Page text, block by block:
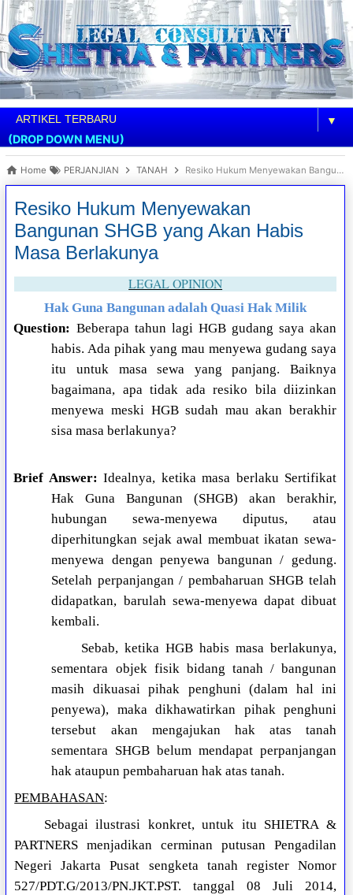
▼
(DROP DOWN MENU)
Home PERJANJIAN TANAH Resiko Hukum Menyewakan Bangunan SHGB yang Akan Habis Masa Berlakunya
Resiko Hukum Menyewakan
Bangunan SHGB yang Akan Habis
Masa Berlakunya
LEGAL OPINION
Hak Guna Bangunan adalah Quasi Hak Milik
Question: Beberapa tahun lagi HGB gudang saya akan
habis. Ada pihak yang mau menyewa gudang saya
itu untuk masa sewa yang panjang. Baiknya
bagaimana, apa tidak ada resiko bila diizinkan
menyewa meski HGB sudah mau akan berakhir
sisa masa berlakunya?
Brief Answer: Idealnya, ketika masa berlaku Sertifikat
Hak Guna Bangunan (SHGB) akan berakhir,
hubungan sewa-menyewa diputus, atau
diperhitungkan sejak awal membuat ikatan sewa-
menyewa dengan penyewa bangunan / gedung.
Setelah perpanjangan / pembaharuan SHGB telah
didapatkan, barulah sewa-menyewa dapat dibuat
kembali.
Sebab, ketika HGB habis masa berlakunya,
sementara objek fisik bidang tanah / bangunan
masih dikuasai pihak penghuni (dalam hal ini
penyewa), maka dikhawatirkan pihak penghuni
tersebut akan mengajukan hak atas tanah
sementara SHGB belum mendapat perpanjangan
hak ataupun pembaharuan hak atas tanah.
PEMBAHASAN:
Sebagai ilustrasi konkret, untuk itu SHIETRA &
PARTNERS menjadikan cerminan putusan Pengadilan
Negeri Jakarta Pusat sengketa tanah register Nomor
527/PDT.G/2013/PN.JKT.PST. tanggal 08 Juli 2014,